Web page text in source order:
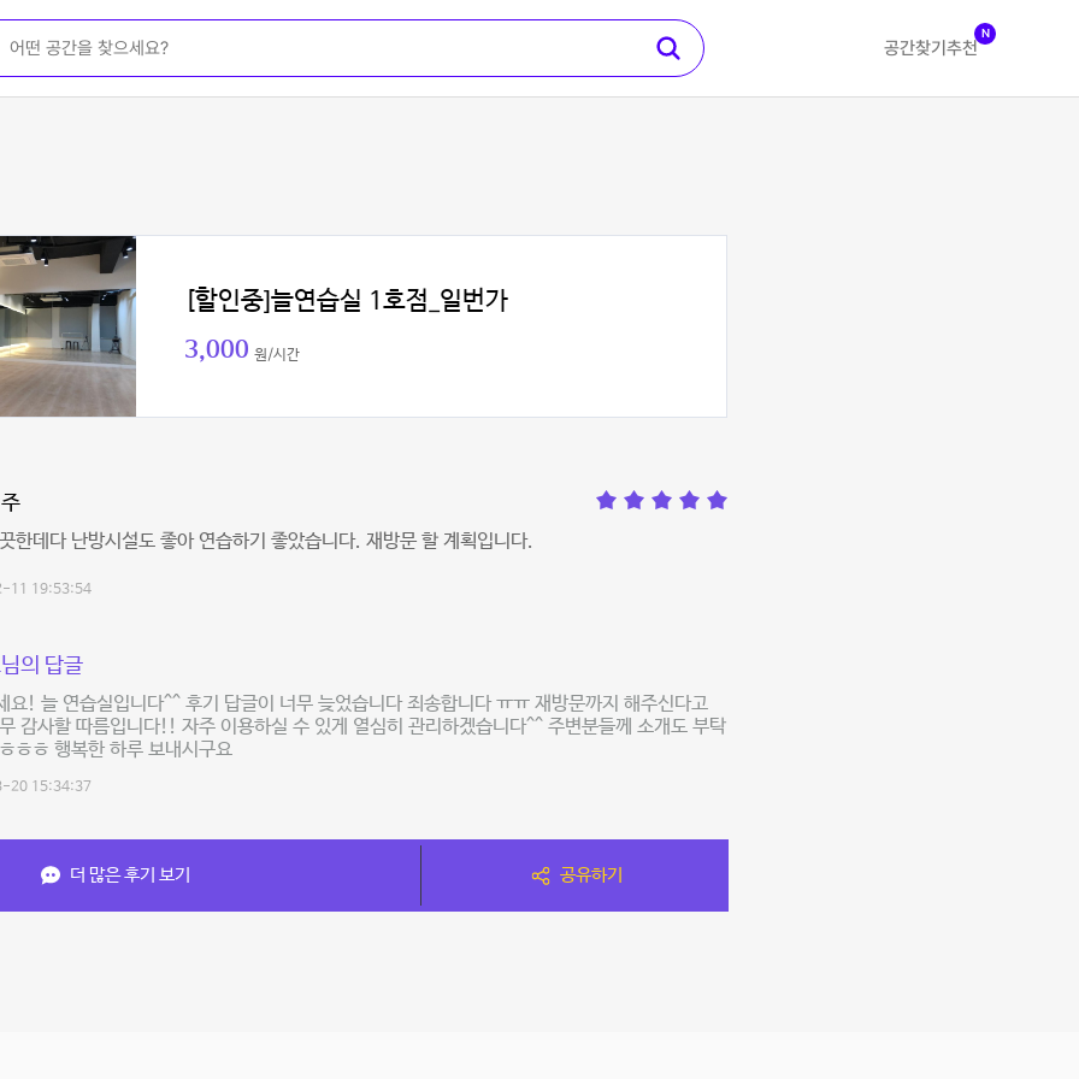
공간찾기 추천
N
[할인중]늘연습실 1호점_일번가
3,000 원/시간
한데다 난방시설도 좋아 연습하기 좋았습니다. 재방문 할 계획입니다.
11 19:53:54
의 답글
요! 늘 연습실입니다^^ 후기 답글이 너무 늦었습니다 죄송합니다 ㅠㅠ 재방문까지 해주신다고
감사할 따름입니다!! 자주 이용하실 수 있게 열심히 관리하겠습니다^^ 주변분들께 소개도 부탁
ㅎㅎ 행복한 하루 보내시구요
20 15:34:37
더 많은 후기 보기 공유하기